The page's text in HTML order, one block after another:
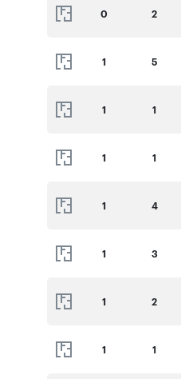
0 2
1 5
1 1
1 1
1 4
1 3
1 2
1 1